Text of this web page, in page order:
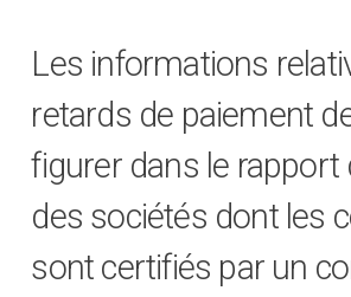
Les informations
retards de paiement
figurer dans le rapport
des sociétés dont les
sont certifiés par un